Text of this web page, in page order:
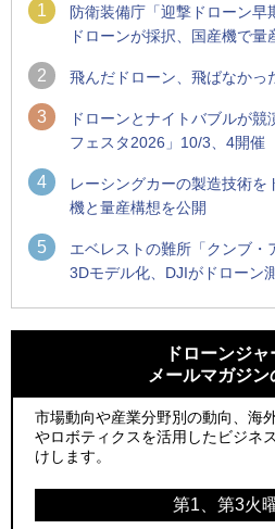
1
防衛装備庁「迎撃ドローン早
ドローンが採択、国産機で量
2 飛んだドローン、飛ばなかっ
3
ドローンとナイトバブルが
フェスタ2026」10/3、4開催
4
レーシングカーの製造技術を
機と量産構想を公開
5
エベレストの難所「クンブ・
3Dモデル化、DJIがドローン
ン」とドローンショーによる新
防衛装備庁「迎撃ドローン早期
ーンが採択、国産機で量産調達
レッドクリフ、足利花火大会で
ドローンとナイトバブルが競演
ン」とドローンショーによる新
国産AUVを社会実装へ、スター
社」設立
防衛装備庁「迎撃ドローン早期
サザンビーチちがさき花火大会
ドローンジ
メールマガジン
市場動向や産業分野別の動向、海
やロボティクスを活用したビジネ
けします。
第1、第3火